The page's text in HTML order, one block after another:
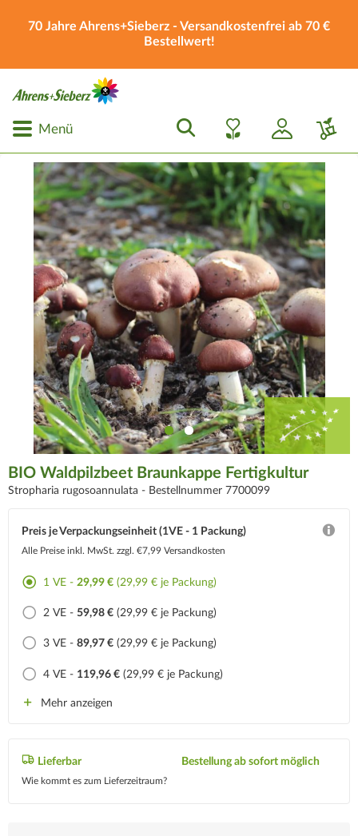
70 Jahre Ahrens+Sieberz - Versandkostenfrei ab 70 €
Bestellwert!
Menü
BIO Waldpilzbeet Braunkappe Fertigkultur
Stropharia rugosoannulata - Bestellnummer 7700099
Preis je Verpackungseinheit (1VE - 1 Packung)
Alle Preise inkl. MwSt. zzgl. €7,99 Versandkosten
1 VE - 29,99 € (29,99 € je Packung)
2 VE - 59,98 € (29,99 € je Packung)
3 VE - 89,97 € (29,99 € je Packung)
4 VE - 119,96 € (29,99 € je Packung)
Mehr anzeigen
Lieferbar
Wie kommt es zum Lieferzeitraum?
Bestellung ab sofort möglich